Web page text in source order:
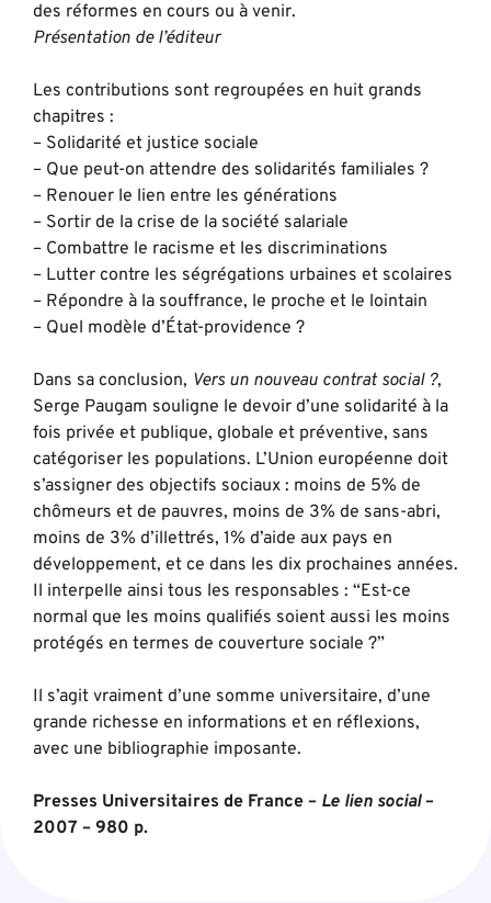
des réformes en cours ou à venir.
Présentation de l’éditeur
Les contributions sont regroupées en huit grands
chapitres :
– Solidarité et justice sociale
– Que peut-on attendre des solidarités familiales ?
– Renouer le lien entre les générations
– Sortir de la crise de la société salariale
– Combattre le racisme et les discriminations
– Lutter contre les ségrégations urbaines et scolaires
– Répondre à la souffrance, le proche et le lointain
– Quel modèle d’État-providence ?
Dans sa conclusion, Vers un nouveau contrat social ?,
Serge Paugam souligne le devoir d’une solidarité à la
fois privée et publique, globale et préventive, sans
catégoriser les populations. L’Union européenne doit
s’assigner des objectifs sociaux : moins de 5% de
chômeurs et de pauvres, moins de 3% de sans-abri,
moins de 3% d’illettrés, 1% d’aide aux pays en
développement, et ce dans les dix prochaines années.
Il interpelle ainsi tous les responsables : “Est-ce
normal que les moins qualifiés soient aussi les moins
protégés en termes de couverture sociale ?”
Il s’agit vraiment d’une somme universitaire, d’une
grande richesse en informations et en réflexions,
avec une bibliographie imposante.
Presses Universitaires de France – Le lien social–
2007 – 980 p.